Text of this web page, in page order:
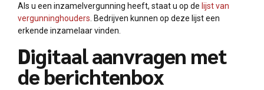
Als u een inzamelvergunning heeft, staat u op de lijst van
vergunninghouders . Bedrijven kunnen op deze lijst een
erkende inzamelaar vinden.
Digitaal aanvragen met
de berichtenbox